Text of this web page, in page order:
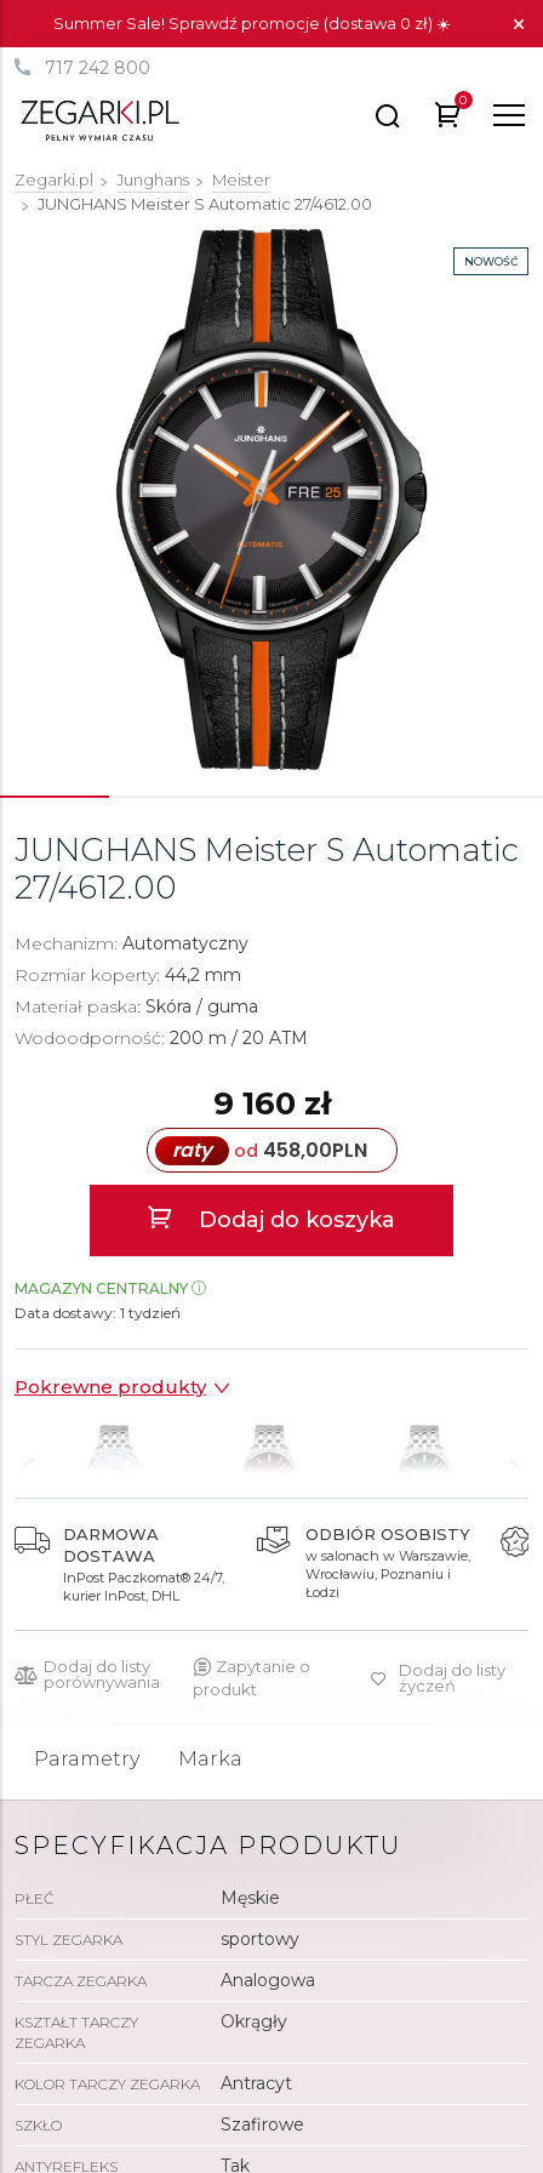
Summer Sale! Sprawdź promocje (dostawa 0 zł) ☀️
717 242 800
0
Zegarki.pl Junghans
Meister
JUNGHANS Meister S Automatic 27/4612.00
NOWOŚĆ
JUNGHANS Meister S Automatic
27/4612.00
Mechanizm: Automatyczny
Rozmiar koperty: 44,2 mm
Materiał paska: Skóra / guma
Wodoodporność: 200 m / 20 ATM
9 160 zł
raty od 458,00PLN
Dodaj do koszyka
MAGAZYN CENTRALNY
Data dostawy: 1 tydzień
Pokrewne produkty
9 160 zł 9 200 zł
Warszawie,
AUTORYZOWANY
SPRZEDAWCA
gwarancja oryginalności
wszystkich produktów
CENTRUM
SERWISOWE
najnowocześniejsze
Dodaj do listy
porównywania
Zapytanie o
produkt
Dodaj do listy
życzeń
Parametry Marka
SPECYFIKACJA PRODUKTU
PŁEĆ Męskie
STYL ZEGARKA sportowy
TARCZA ZEGARKA Analogowa
KSZTAŁT TARCZY
ZEGARKA
Okrągły
KOLOR TARCZY ZEGARKA Antracyt
SZKŁO Szafirowe
ANTYREFLEKS Tak